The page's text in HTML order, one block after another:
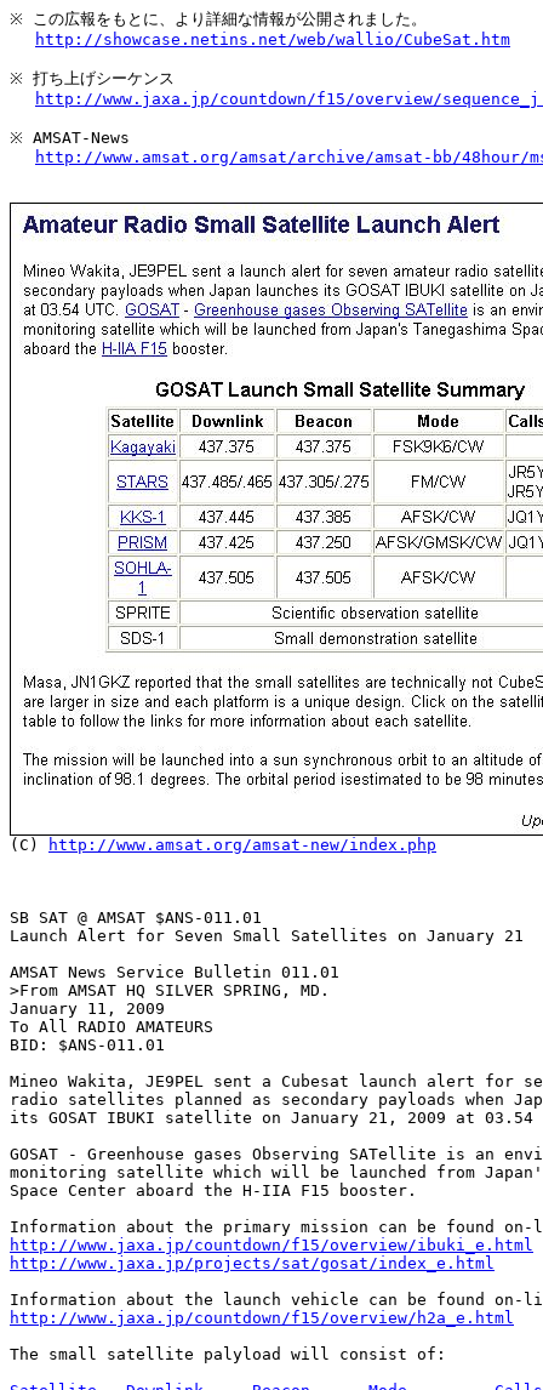
※ この広報をもとに、より詳細な情報が公開されました。
http://showcase.netins.net/web/wallio/CubeSat.htm
※ 打ち上げシーケンス
http://www.jaxa.jp/countdown/f15/overview/
※ AMSAT-News
http://www.amsat.org/amsat/archive/amsat-bb/48hour/
(C) http://www.amsat.org/amsat-new/index.php
SB SAT @ AMSAT $ANS-011.01
Launch Alert for Seven Small Satellites on January 21
AMSAT News Service Bulletin 011.01
>From AMSAT HQ SILVER SPRING, MD.
January 11, 2009
To All RADIO AMATEURS
BID: $ANS-011.01
Mineo Wakita, JE9PEL sent a Cubesat launch alert for
radio satellites planned as secondary payloads when
its GOSAT IBUKI satellite on January 21, 2009 at 03.54
GOSAT - Greenhouse gases Observing SATellite is an
monitoring satellite which will be launched from
Space Center aboard the H-IIA F15 booster.
http://www.jaxa.jp/countdown/f15/overview/ibuki_e.html
http://www.jaxa.jp/projects/sat/gosat/index_e.html
http://www.jaxa.jp/countdown/f15/overview/h2a_e.html
The small satellite palyload will consist of: